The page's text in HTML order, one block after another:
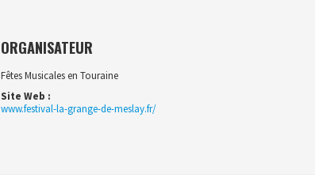
ORGANISATEUR
Fêtes Musicales en Touraine
Site Web :
www.festival-la-grange-de-meslay.fr/